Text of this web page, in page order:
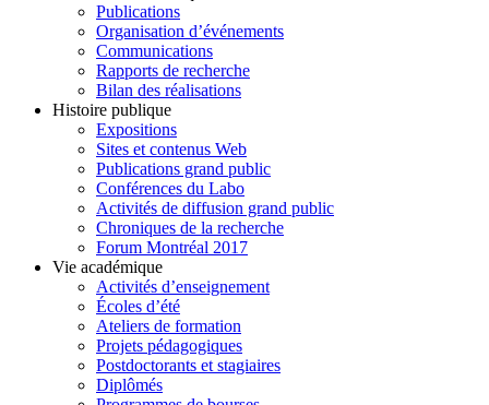
Publications
Organisation d’événements
Communications
Rapports de recherche
Bilan des réalisations
Histoire publique
Expositions
Sites et contenus Web
Publications grand public
Conférences du Labo
Activités de diffusion grand public
Chroniques de la recherche
Forum Montréal 2017
Vie académique
Activités d’enseignement
Écoles d’été
Ateliers de formation
Projets pédagogiques
Postdoctorants et stagiaires
Diplômés